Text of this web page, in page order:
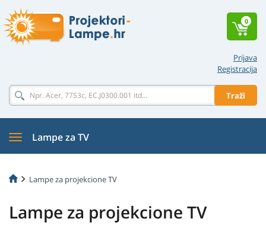
Prijava
Registracija
Traži
0
Lampe za TV
Lampe za projekcione TV
Lampe za projekcione TV